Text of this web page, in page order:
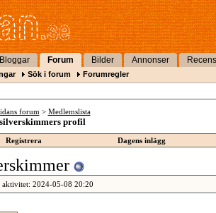
Bloggar Forum Bilder Annonser
Sök i forum Forumregler
forum > Medlemslista
silverskimmers profil
Registrera Dagens inlägg
aktivitet: 2024-05-08 20:20